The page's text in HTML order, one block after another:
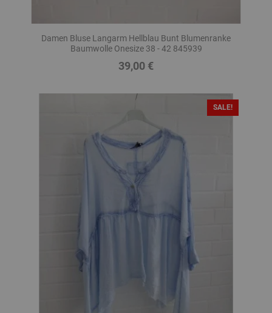
Damen Bluse Langarm Hellblau Bunt Blumenranke
Baumwolle Onesize 38 - 42 845939
Preis
39,00 €
SALE!